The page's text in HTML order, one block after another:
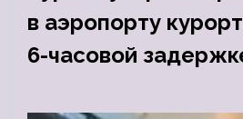
в аэропорту
6-часовой